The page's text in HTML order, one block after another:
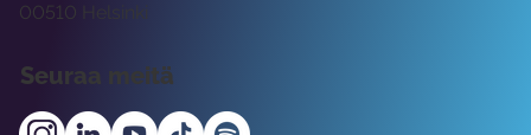
00510 Helsinki
Seuraa meitä